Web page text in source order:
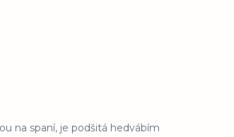
na spaní, je podšitá hedvábím